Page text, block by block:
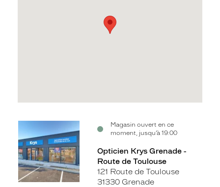
Magasin ouvert en ce
moment, jusqu’à 19:00
la
fiche
Opticien Krys Grenade -
Route de Toulouse
121 Route de Toulouse
31330 Grenade